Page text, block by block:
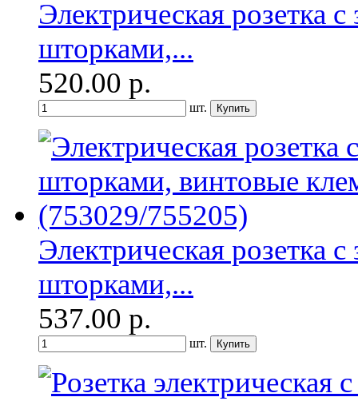
Электрическая розетка
шторками,...
520.00 р.
шт.
Электрическая розетка
шторками,...
537.00 р.
шт.